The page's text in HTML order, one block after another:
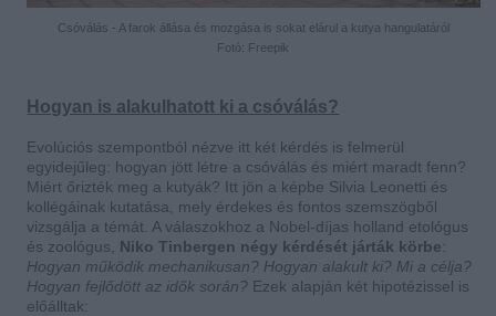
Csóválás - A farok állása és mozgása is sokat elárul a kutya hangulatáról
Fotó: Freepik
Hogyan is alakulhatott ki a csóválás?
Evolúciós szempontból nézve itt két kérdés is felmerül
egyidejűleg: hogyan jött létre a csóválás és miért maradt fenn?
Miért őrizték meg a kutyák? Itt jön a képbe Silvia Leonetti és
kollégáinak kutatása, mely érdekes és fontos szemszögből
vizsgálja a témát. A válaszokhoz a Nobel-díjas holland etológus
és zoológus, Niko Tinbergen négy kérdését járták körbe:
Hogyan működik mechanikusan? Hogyan alakult ki? Mi a célja?
Hogyan fejlődött az idők során? Ezek alapján két hipotézissel is
előálltak: